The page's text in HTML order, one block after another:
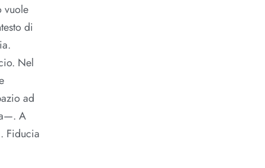
vuole
di
Nel
ad
A
Fiducia